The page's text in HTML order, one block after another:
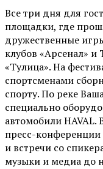
Все три дня для
площадки, где
дружественные
клубов «Арсенал»
«Тулица». На
спортсменами
спорту. По реке
специально
автомобили HAVAL.
пресс-
и встречи со
музыки и медиа до